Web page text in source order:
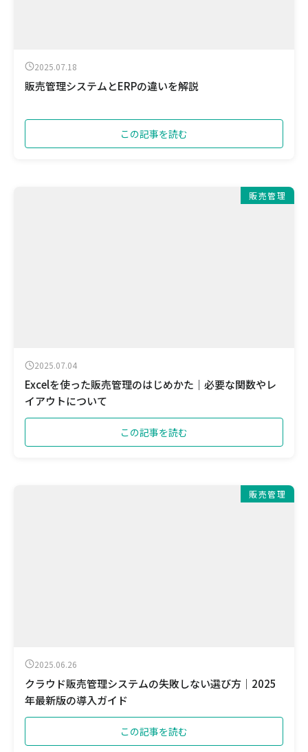
2025.07.18
販売管理システムとERPの違いを解説
この記事を読む
販売管理
2025.07.04
Excelを使った販売管理のはじめかた｜必要な関数やレ
イアウトについて
この記事を読む
販売管理
2025.06.26
クラウド販売管理システムの失敗しない選び方｜2025
年最新版の導入ガイド
この記事を読む